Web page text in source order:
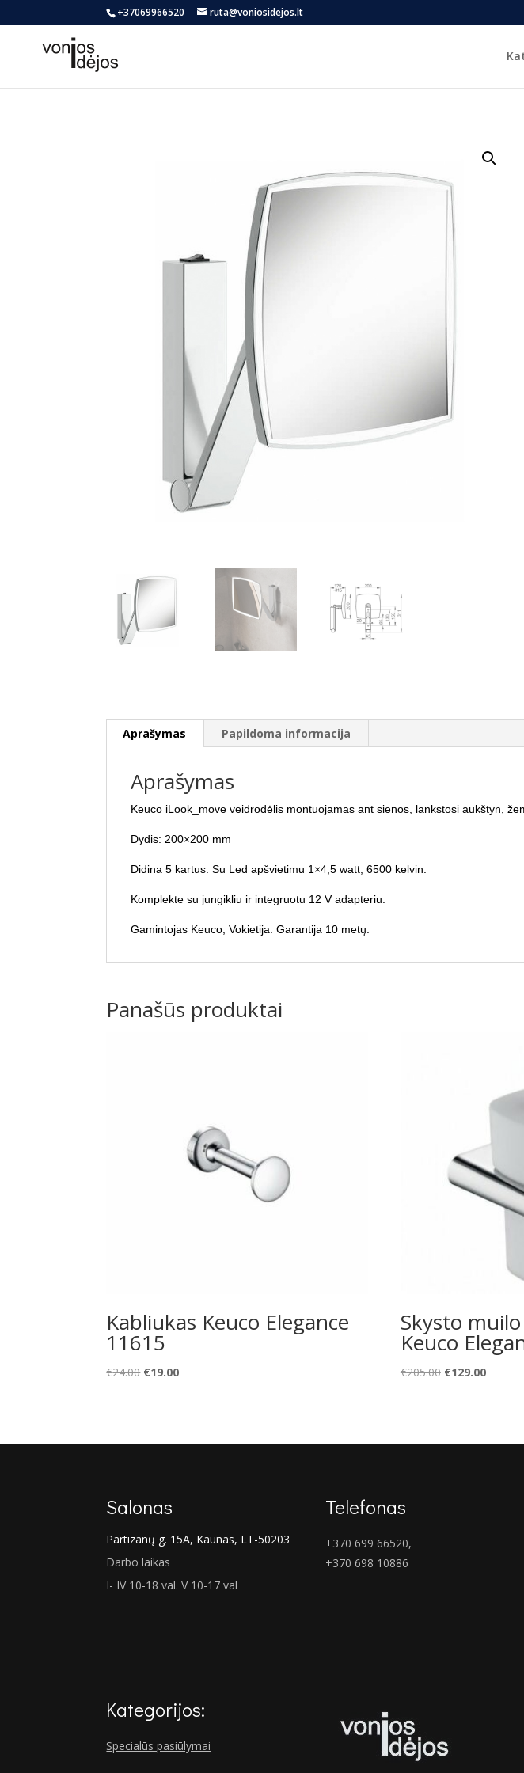
+37069966520 ruta@voniosidejos.lt
Aprašymas Papildoma informacija
Aprašymas
Keuco iLook_move veidrodėlis montuojamas ant sienos, lankstosi aukštyn,
Dydis: 200×200 mm
Didina 5 kartus. Su Led apšvietimu 1×4,5 watt, 6500 kelvin.
Komplekte su jungikliu ir integruotu 12 V adapteriu.
Gamintojas Keuco, Vokietija. Garantija 10 metų.
Panašūs produktai
Kabliukas Keuco Elegance
11615
€24.00 Original
€19.00Current
Skysto
Keuco
€205.00 Original
€129.00Current
Salonas
Partizanų g. 15A, Kaunas, LT-50203
Darbo laikas
I- IV 10-18 val. V 10-17 val
Telefonas
+370 699 66520,
+370 698 10886
Kategorijos:
Specialūs pasiūlymai